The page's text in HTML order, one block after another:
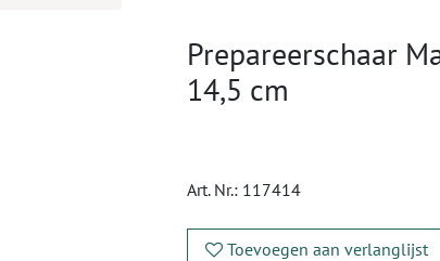
Prepareerschaar
14,5 cm
Art. Nr.: 117414
Toevoegen aan verlanglijst